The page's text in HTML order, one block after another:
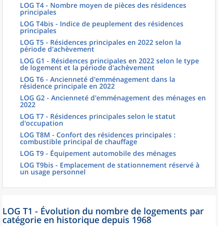
LOG T4 - Nombre moyen de pièces des résidences
principales
LOG T4bis - Indice de peuplement des résidences
principales
LOG T5 - Résidences principales en 2022 selon la
période d'achèvement
LOG G1 - Résidences principales en 2022 selon le type
de logement et la période d'achèvement
LOG T6 - Ancienneté d'emménagement dans la
résidence principale en 2022
LOG G2 - Ancienneté d'emménagement des ménages en
2022
LOG T7 - Résidences principales selon le statut
d'occupation
LOG T8M - Confort des résidences principales :
combustible principal de chauffage
LOG T9 - Équipement automobile des ménages
LOG T9bis - Emplacement de stationnement réservé à
un usage personnel
LOG T1 - Évolution du nombre de logements par
catégorie en historique depuis 1968